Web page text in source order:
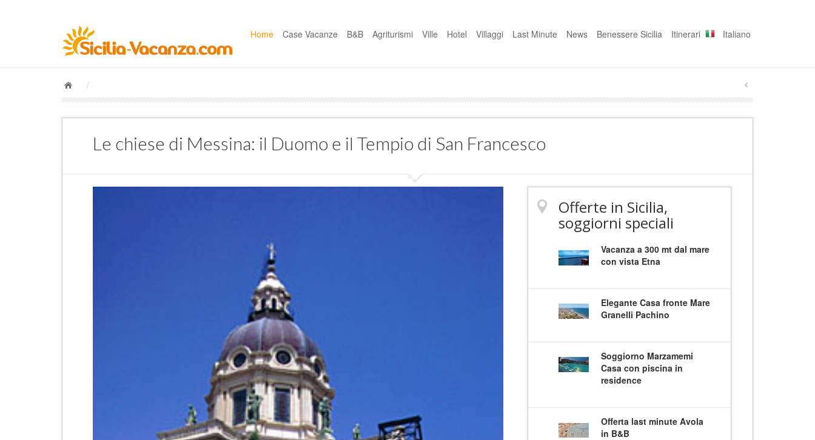
Home Case Vacanze B&B Agriturismi Ville Hotel Villaggi Last Minute News Benessere Sicilia Itinerari Italiano
/
Le chiese di Messina: il Duomo e il Tempio di San Francesco
Offerte in Sicilia,
soggiorni speciali
Vacanza a 300 mt dal mare
con vista Etna
Elegante Casa fronte Mare
Granelli Pachino
Soggiorno Marzamemi
Casa con piscina in
residence
Offerta last minute Avola
in B&B